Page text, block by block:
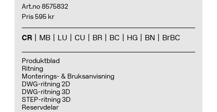
Art.no 8575832
Pris 595 kr
CR MB LU CU BR BC HG BN BrBC
Produktblad
Ritning
Monterings- & Bruksanvisning
DWG-ritning 2D
DWG-ritning 3D
STEP-ritning 3D
Reservdelar